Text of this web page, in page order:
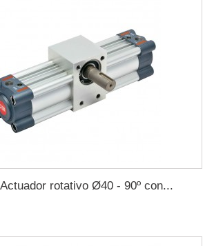
rotativo Ø40 - 90º con...